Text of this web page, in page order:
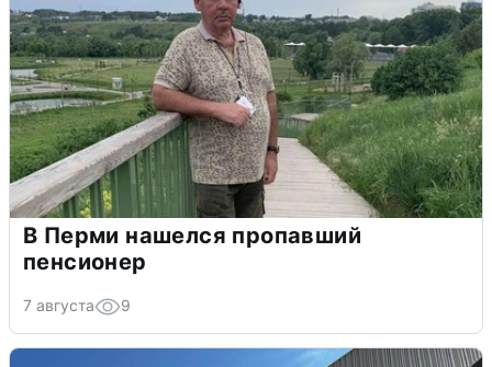
В Перми нашелся пропавший
пенсионер
7 августа 9